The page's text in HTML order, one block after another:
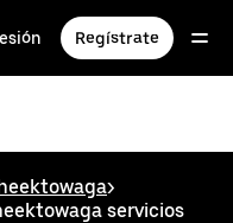
Regístrate
>
servicios